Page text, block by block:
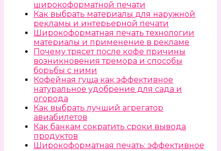
широкоформатной печати
Как выбрать материалы для наружной
рекламы и интерьерной печати
Широкоформатная печать технологии
материалы и применение в рекламе
Почему трясет после кофе причины
возникновения тремора и способы
борьбы с ними
Кофейная гуща как эффективное
натуральное удобрение для сада и
огорода
Как выбрать лучший агрегатор
авиабилетов
Как банкам сократить сроки вывода
продуктов
Широкоформатная печать: эффективное